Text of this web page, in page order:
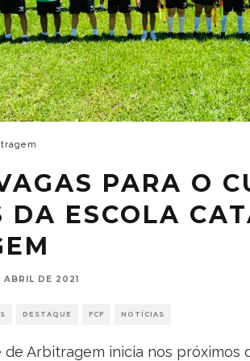
PARA O
DA ESCOLA
ABRIL DE 2021
DESTAQUE FCF NOTÍCIAS
de Arbitragem inicia nos próximos